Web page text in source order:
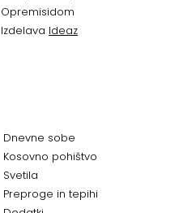
Opremisidom
Izdelava Ideaz
Dnevne sobe
Kosovno pohištvo
Svetila
Preproge in tepihi